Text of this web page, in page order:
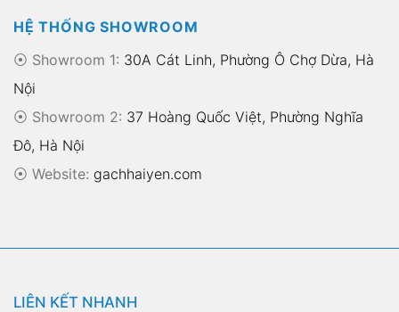
HỆ THỐNG SHOWROOM
⦿ Showroom 1: 30A Cát Linh, Phường Ô Chợ Dừa, Hà
Nội
⦿ Showroom 2: 37 Hoàng Quốc Việt, Phường Nghĩa
Đô, Hà Nội
⦿ Website: gachhaiyen.com
LIÊN KẾT NHANH